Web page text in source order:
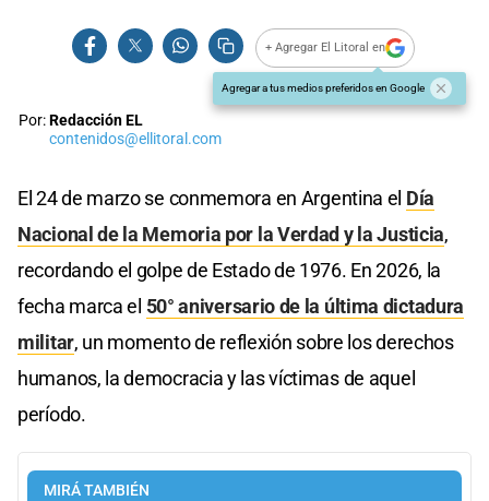
+ Agregar El Litoral en
Agregar a tus medios preferidos en Google
Por:Redacción EL
contenidos@ellitoral.com
El 24 de marzo se conmemora en Argentina el Día
Nacional de la Memoria por la Verdad y la Justicia,
recordando el golpe de Estado de 1976. En 2026, la
fecha marca el 50° aniversario de la última dictadura
militar, un momento de reflexión sobre los derechos
humanos, la democracia y las víctimas de aquel
período.
MIRÁ TAMBIÉN